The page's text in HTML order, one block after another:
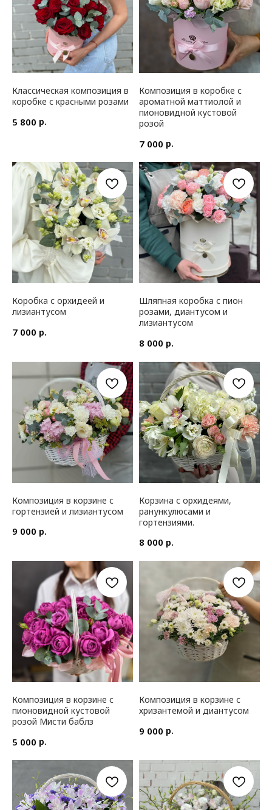
Классическая композиция в
коробке с красными розами
5 800 р.
Композиция в коробке с
ароматной маттиолой и
пионовидной кустовой
розой
7 000 р.
Коробка с орхидеей и
лизиантусом
7 000 р.
Шляпная коробка с пион
розами, диантусом и
лизиантусом
8 000 р.
Композиция в корзине с
гортензией и лизиантусом
9 000 р.
Корзина с орхидеями,
ранункулюсами и
гортензиями.
8 000 р.
Композиция в корзине с
пионовидной кустовой
розой Мисти баблз
5 000 р.
Композиция в корзине с
хризантемой и диантусом
9 000 р.